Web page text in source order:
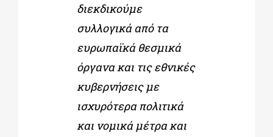
διεκδικούμε
συλλογικά από τα
ευρωπαϊκά θεσμικά
όργανα και τις εθνικές
κυβερνήσεις με
ισχυρότερα πολιτικά
και νομικά μέτρα και